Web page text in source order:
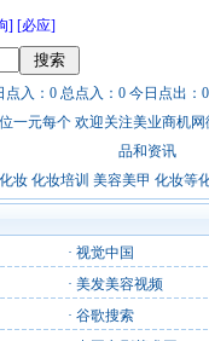
] [必应]
入：0 总点入：0 今日点出：
一元每个 欢迎关注美业商机
品和资讯
妆 化妆培训 美容美甲 化妆
· 视觉中国
· 美发美容视频
· 谷歌搜索